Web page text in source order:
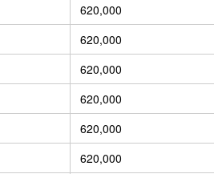
620,000
620,000
620,000
620,000
620,000
620,000